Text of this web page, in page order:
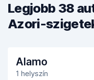
Legjobb 38
Azori-
Alamo
1 helyszín